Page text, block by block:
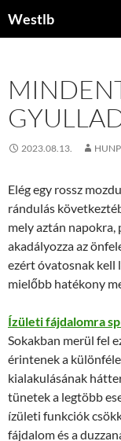
Westlb
2023.08.13.
Elég egy rossz
rándulás
mely aztán
akadályozza az
ezért óvatosnak kell
mielőbb hatékony
Ízületi fájdalomra
Sokakban merül fel
érintenek a
kialakulásának
tünetek a legtöbb
ízületi funkciók
fájdalom és a